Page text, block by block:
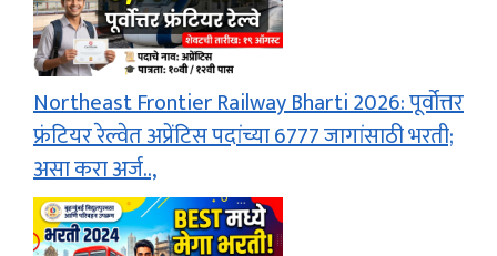
Northeast Frontier Railway Bharti 2026: पूर्वोत्तर
फ्रंटियर रेल्वेत अप्रेंटिस पदांच्या 6777 जागांसाठी भरती;
असा करा अर्ज..,